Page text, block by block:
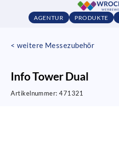
AGENTUR PRODUKTE
< weitere Messezubehör
Info Tower Dual
Artikelnummer:471321